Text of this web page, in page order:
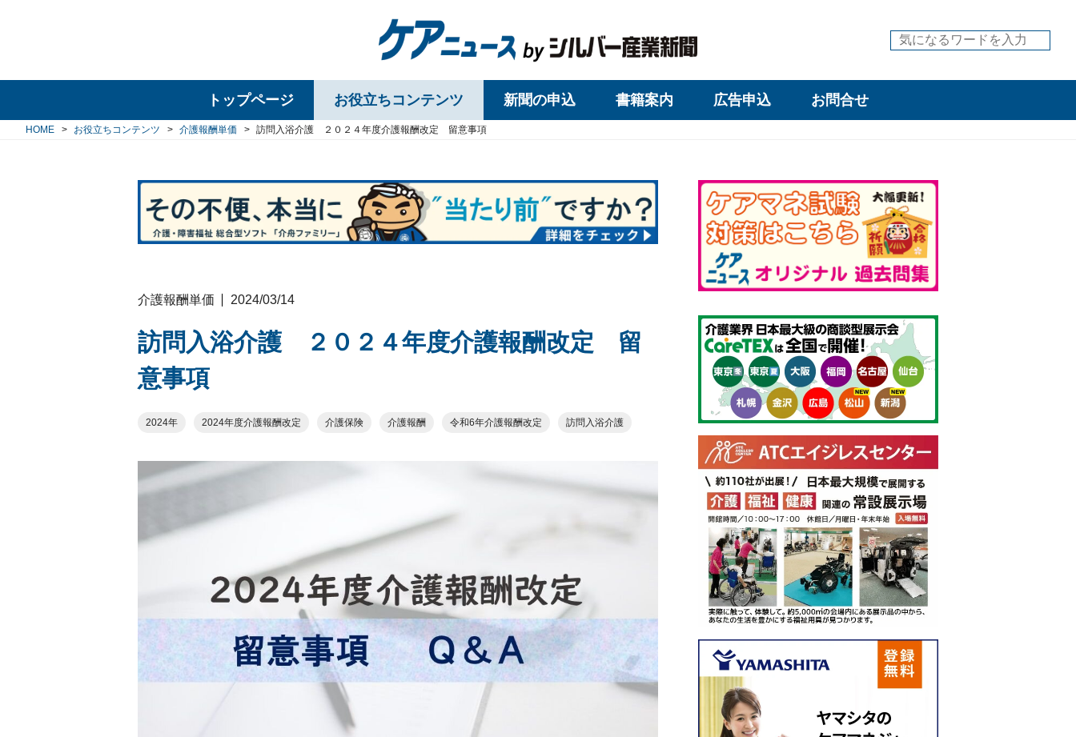
トップページ お役立ちコンテンツ 新聞の申込 書籍案内 広告申込 お問合せ
HOME お役立ちコンテンツ 介護報酬単価 訪問入浴介護 ２０２４年度介護報酬改定 留意事項
介護報酬単価 2024/03/14
訪問入浴介護 ２０２４年度介護報酬改定 留
意事項
2024年 2024年度介護報酬改定 介護保険 介護報酬 令和6年介護報酬改定 訪問入浴介護